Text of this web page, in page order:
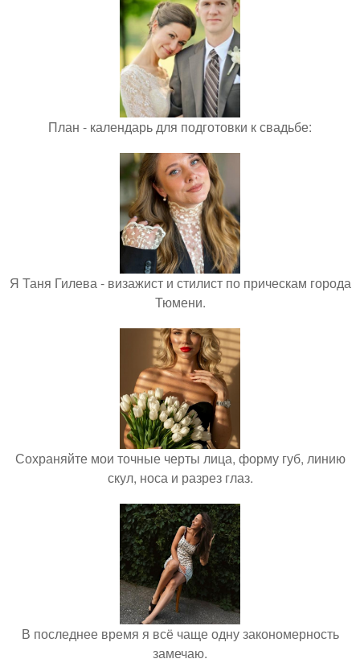
План - календарь для подготовки к свадьбе:
Я Таня Гилева - визажист и стилист по прическам города
Тюмени.
Сохраняйте мои точные черты лица, форму губ, линию
скул, носа и разрез глаз.
В последнее время я всё чаще одну закономерность
замечаю.